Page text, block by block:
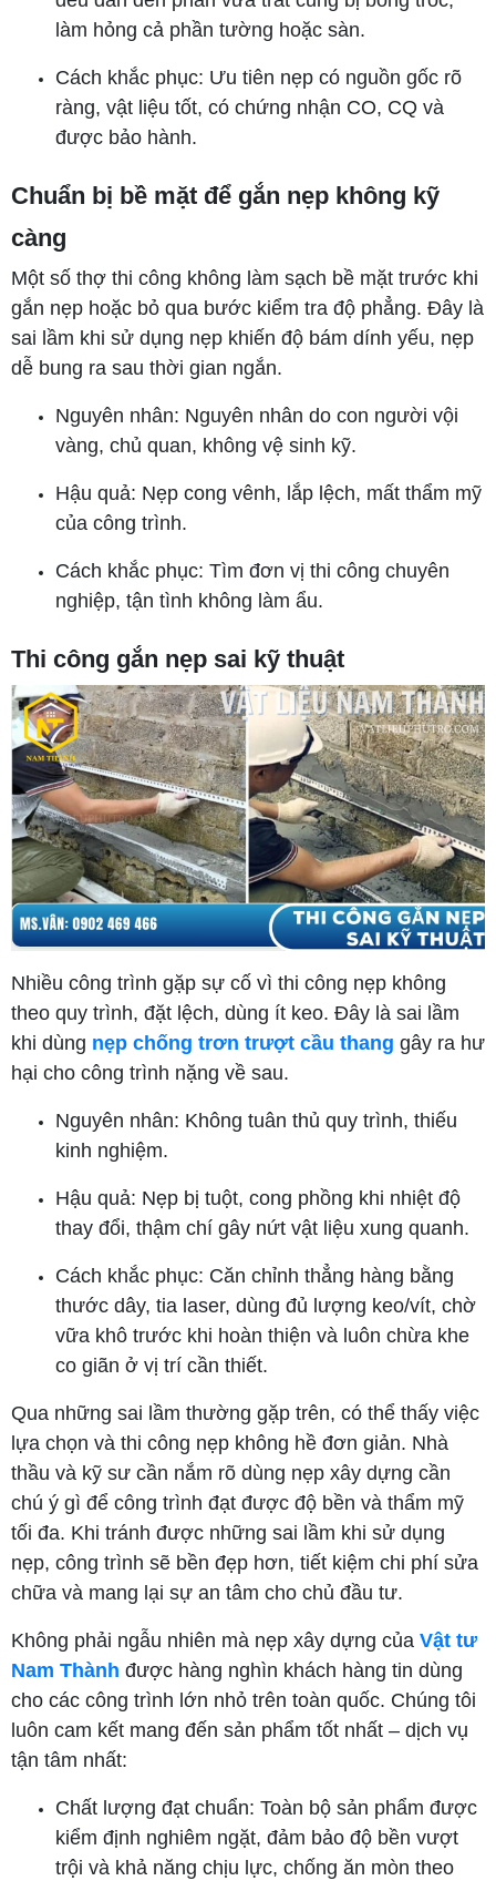
làm hỏng cả phần tường hoặc sàn.
Cách khắc phục: Ưu tiên nẹp có nguồn gốc rõ
ràng, vật liệu tốt, có chứng nhận CO, CQ và
được bảo hành.
Chuẩn bị bề mặt để gắn nẹp không kỹ
càng
Một số thợ thi công không làm sạch bề mặt trước khi
gắn nẹp hoặc bỏ qua bước kiểm tra độ phẳng. Đây là
sai lầm khi sử dụng nẹp khiến độ bám dính yếu, nẹp
dễ bung ra sau thời gian ngắn.
Nguyên nhân: Nguyên nhân do con người vội
vàng, chủ quan, không vệ sinh kỹ.
Hậu quả: Nẹp cong vênh, lắp lệch, mất thẩm mỹ
của công trình.
Cách khắc phục: Tìm đơn vị thi công chuyên
nghiệp, tận tình không làm ẩu.
Thi công gắn nẹp sai kỹ thuật
Nhiều công trình gặp sự cố vì thi công nẹp không
theo quy trình, đặt lệch, dùng ít keo. Đây là sai lầm
khi dùng nẹp chống trơn trượt cầu thang gây ra hư
hại cho công trình nặng về sau.
Nguyên nhân: Không tuân thủ quy trình, thiếu
kinh nghiệm.
Hậu quả: Nẹp bị tuột, cong phồng khi nhiệt độ
thay đổi, thậm chí gây nứt vật liệu xung quanh.
Cách khắc phục: Căn chỉnh thẳng hàng bằng
thước dây, tia laser, dùng đủ lượng keo/vít, chờ
vữa khô trước khi hoàn thiện và luôn chừa khe
co giãn ở vị trí cần thiết.
Qua những sai lầm thường gặp trên, có thể thấy việc
lựa chọn và thi công nẹp không hề đơn giản. Nhà
thầu và kỹ sư cần nắm rõ dùng nẹp xây dựng cần
chú ý gì để công trình đạt được độ bền và thẩm mỹ
tối đa. Khi tránh được những sai lầm khi sử dụng
nẹp, công trình sẽ bền đẹp hơn, tiết kiệm chi phí sửa
chữa và mang lại sự an tâm cho chủ đầu tư.
Không phải ngẫu nhiên mà nẹp xây dựng của Vật tư
Nam Thành được hàng nghìn khách hàng tin dùng
cho các công trình lớn nhỏ trên toàn quốc. Chúng tôi
luôn cam kết mang đến sản phẩm tốt nhất – dịch vụ
tận tâm nhất:
Chất lượng đạt chuẩn: Toàn bộ sản phẩm được
kiểm định nghiêm ngặt, đảm bảo độ bền vượt
trội và khả năng chịu lực, chống ăn mòn theo